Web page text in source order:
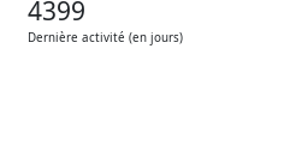
4399
Dernière activité (en jours)